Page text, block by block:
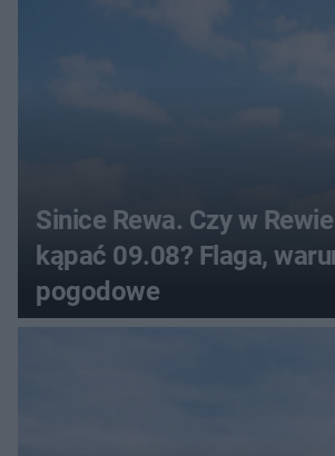
Sinice Rewa. Czy w
kąpać 09.08? Flaga,
pogodowe